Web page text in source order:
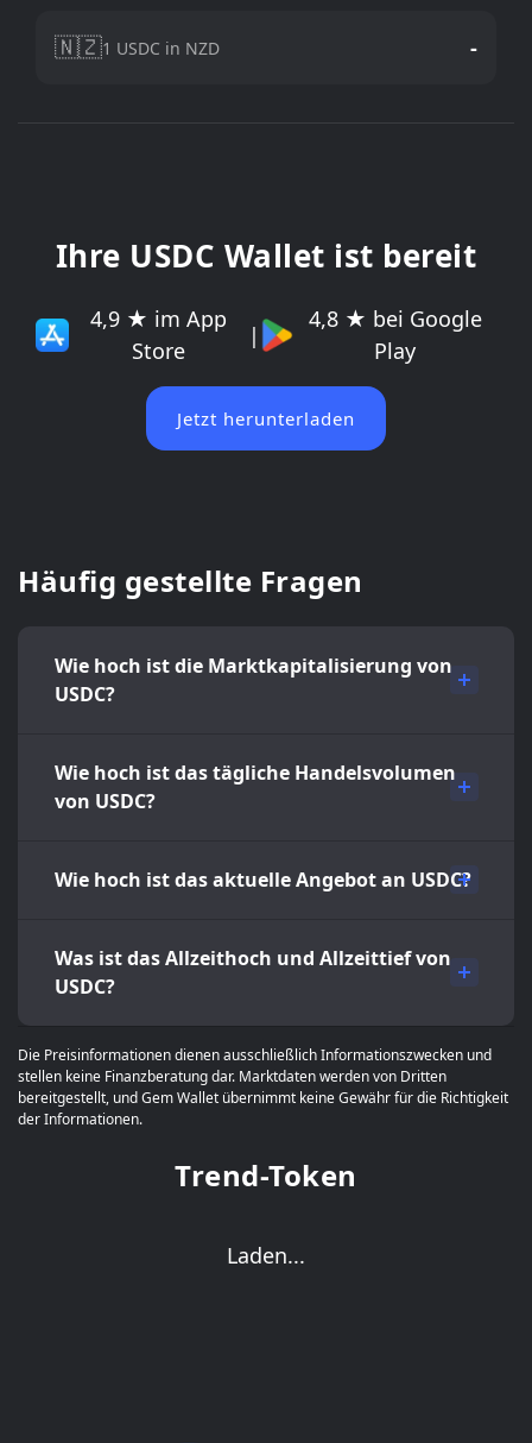
🇳🇿1 USDC in NZD -
Ihre USDC Wallet ist bereit
4,9 ★ im App
Store
|
4,8 ★ bei Google
Play
Jetzt herunterladen
Häufig gestellte Fragen
Wie hoch ist die Marktkapitalisierung von
USDC?
Wie hoch ist das tägliche Handelsvolumen
von USDC?
Wie hoch ist das aktuelle Angebot an USDC?
Was ist das Allzeithoch und Allzeittief von
USDC?
Die Preisinformationen dienen ausschließlich Informationszwecken und
stellen keine Finanzberatung dar. Marktdaten werden von Dritten
bereitgestellt, und Gem Wallet übernimmt keine Gewähr für die Richtigkeit
der Informationen.
Trend-Token
Laden...